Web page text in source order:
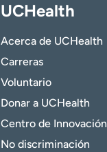
UCHealth
Acerca de UCHealth
Carreras
Voluntario
Donar a UCHealth
Centro de Innovación
No discriminación